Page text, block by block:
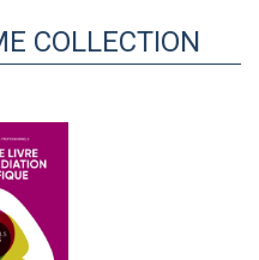
COLLECTION